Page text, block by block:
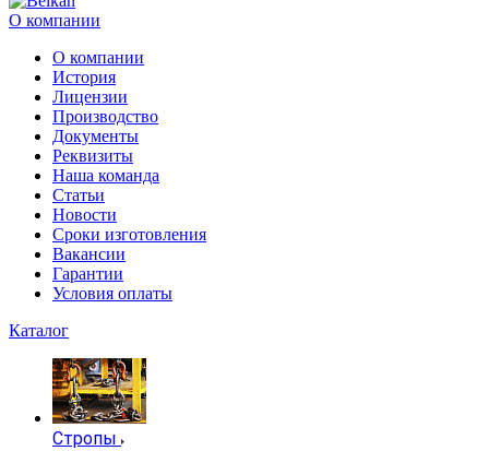
О компании
О компании
История
Лицензии
Производство
Документы
Реквизиты
Наша команда
Статьи
Новости
Сроки изготовления
Вакансии
Гарантии
Условия оплаты
Каталог
Стропы